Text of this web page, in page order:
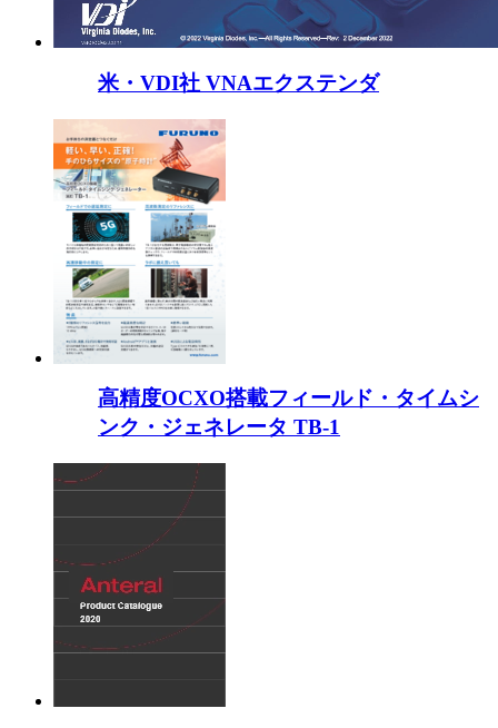
米・VDI社 VNAエクステンダ
高精度OCXO搭載フィールド・タイムシ
ンク・ジェネレータ TB-1